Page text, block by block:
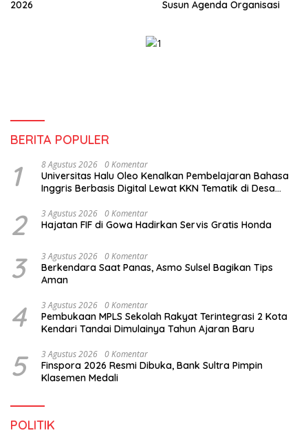
2026 Susun Agenda Organisasi
BERITA POPULER
1 8 Agustus 2026 0 Komentar
Universitas Halu Oleo Kenalkan Pembelajaran Bahasa
Inggris Berbasis Digital Lewat KKN Tematik di Desa
2 3 Agustus 2026 0 Komentar
Hajatan FIF di Gowa Hadirkan Servis Gratis Honda
3 3 Agustus 2026 0 Komentar
Berkendara Saat Panas, Asmo Sulsel Bagikan Tips
Aman
4 3 Agustus 2026 0 Komentar
Pembukaan MPLS Sekolah Rakyat Terintegrasi 2 Kota
Kendari Tandai Dimulainya Tahun Ajaran Baru
5 3 Agustus 2026 0 Komentar
Finspora 2026 Resmi Dibuka, Bank Sultra Pimpin
Klasemen Medali
POLITIK